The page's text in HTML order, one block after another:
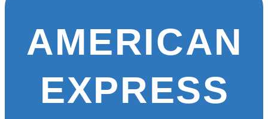
AMERICAN
EXPRESS